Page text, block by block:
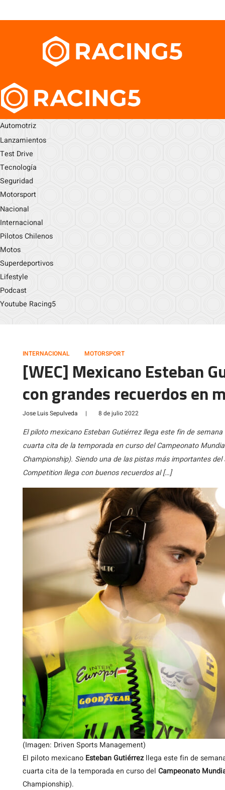
Automotriz
Lanzamientos
Test Drive
Tecnología
Seguridad
Motorsport
Nacional
Internacional
Pilotos Chilenos
Motos
Superdeportivos
Lifestyle
Podcast
Youtube Racing5
INTERNACIONAL MOTORSPORT
[WEC] Mexicano Esteban
con grandes recuerdos en
Jose Luis Sepulveda | 8 de julio 2022
El piloto mexicano Esteban Gutiérrez llega este fin de
cuarta cita de la temporada en curso del Campeonato
Championship). Siendo una de las pistas más importantes
Competition llega con buenos recuerdos al […]
(Imagen: Driven Sports Management)
El piloto mexicano Esteban Gutiérrezllega este fin de
cuarta cita de la temporada en curso del Campeonato
Championship).